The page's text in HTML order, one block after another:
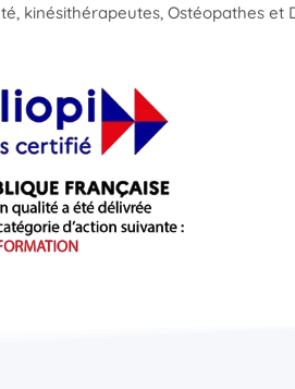
kinésithérapeutes, Ostéopathes et